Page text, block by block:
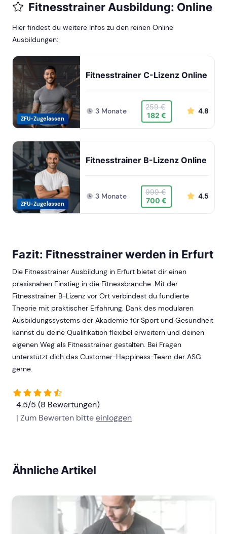
Fitnesstrainer Ausbildung: Online
Hier findest du weitere Infos zu den reinen Online
Ausbildungen:
ZFU-Zugelassen
Fitnesstrainer C-Lizenz Online
3 Monate
259 €
182 €
4.8
ZFU-Zugelassen
Fitnesstrainer B-Lizenz Online
3 Monate
999 €
700 €
4.5
Fazit: Fitnesstrainer werden in Erfurt
Die Fitnesstrainer Ausbildung in Erfurt bietet dir einen
praxisnahen Einstieg in die Fitnessbranche. Mit der
Fitnesstrainer B-Lizenz vor Ort verbindest du fundierte
Theorie mit praktischer Erfahrung. Dank des modularen
Ausbildungssystems der Akademie für Sport und Gesundheit
kannst du deine Qualifikation flexibel erweitern und deinen
eigenen Weg als Fitnesstrainer gestalten. Bei Fragen
unterstützt dich das Customer-Happiness-Team der ASG
gerne.
4.5/5 (8 Bewertungen)
| Zum Bewerten bitteeinloggen
Ähnliche Artikel